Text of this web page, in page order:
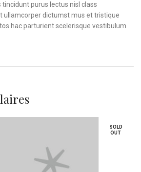
purus lectus nisl class
ullamcorper dictumst mus et tristique
hac parturient scelerisque vestibulum